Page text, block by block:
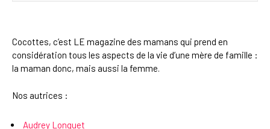
Cocottes, c’est LE magazine des mamans qui prend en
considération tous les aspects de la vie d’une mère de famille :
la maman donc, mais aussi la femme.
Nos autrices :
Audrey Longuet